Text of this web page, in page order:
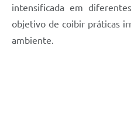
intensificada em
objetivo de coibir práticas
ambiente.